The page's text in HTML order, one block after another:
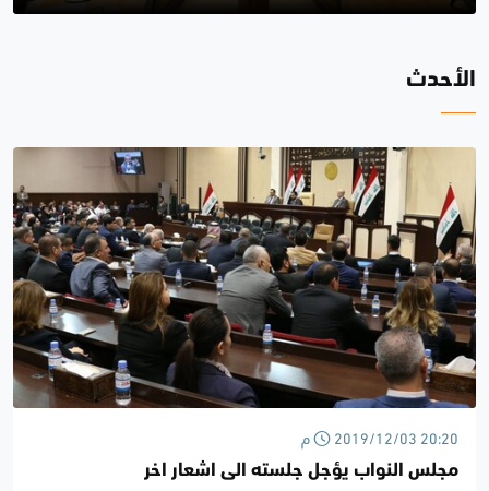
2019/12/03 20:20 م
مجلس النواب يؤجل جلسته الى اشعار اخر